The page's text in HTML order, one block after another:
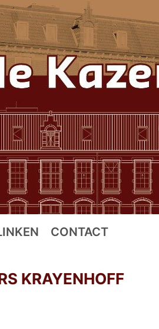
CONTACT
KRAYENHOFF